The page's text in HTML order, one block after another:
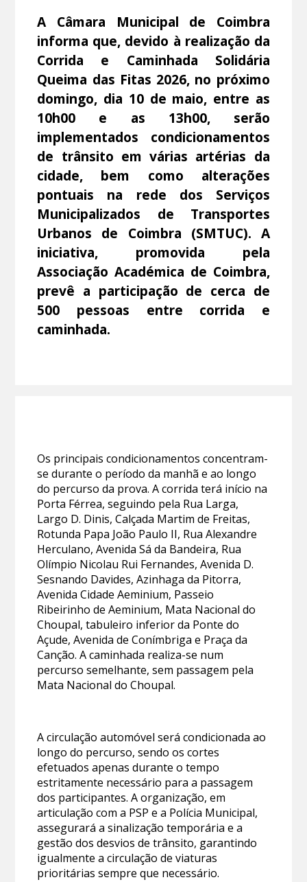
A Câmara Municipal de Coimbra
informa que, devido à realização da
Corrida e Caminhada Solidária
Queima das Fitas 2026, no próximo
domingo, dia 10 de maio, entre as
10h00 e as 13h00, serão
implementados condicionamentos
de trânsito em várias artérias da
cidade, bem como alterações
pontuais na rede dos Serviços
Municipalizados de Transportes
Urbanos de Coimbra (SMTUC). A
iniciativa, promovida pela
Associação Académica de Coimbra,
prevê a participação de cerca de
500 pessoas entre corrida e
caminhada.
Os principais condicionamentos concentram-
se durante o período da manhã e ao longo
do percurso da prova. A corrida terá início na
Porta Férrea, seguindo pela Rua Larga,
Largo D. Dinis, Calçada Martim de Freitas,
Rotunda Papa João Paulo II, Rua Alexandre
Herculano, Avenida Sá da Bandeira, Rua
Olímpio Nicolau Rui Fernandes, Avenida D.
Sesnando Davides, Azinhaga da Pitorra,
Avenida Cidade Aeminium, Passeio
Ribeirinho de Aeminium, Mata Nacional do
Choupal, tabuleiro inferior da Ponte do
Açude, Avenida de Conímbriga e Praça da
Canção. A caminhada realiza-se num
percurso semelhante, sem passagem pela
Mata Nacional do Choupal.
A circulação automóvel será condicionada ao
longo do percurso, sendo os cortes
efetuados apenas durante o tempo
estritamente necessário para a passagem
dos participantes. A organização, em
articulação com a PSP e a Polícia Municipal,
assegurará a sinalização temporária e a
gestão dos desvios de trânsito, garantindo
igualmente a circulação de viaturas
prioritárias sempre que necessário.